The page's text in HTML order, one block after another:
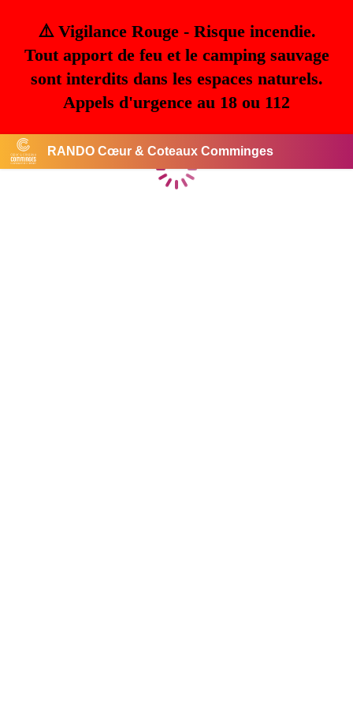
⚠️ Vigilance Rouge - Risque incendie.
Tout apport de feu et le camping sauvage
sont interdits dans les espaces naturels.
Appels d'urgence au 18 ou 112
RANDO Cœur & Coteaux Comminges
Chargement